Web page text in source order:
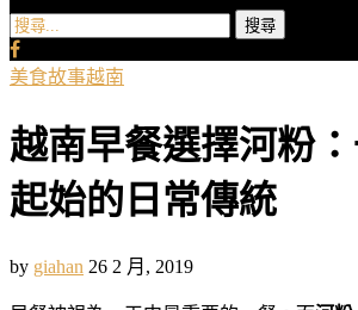
搜尋
美食故事越南
越南早餐選擇河粉
起始的日常傳統
by giahan 26 2 月, 2019